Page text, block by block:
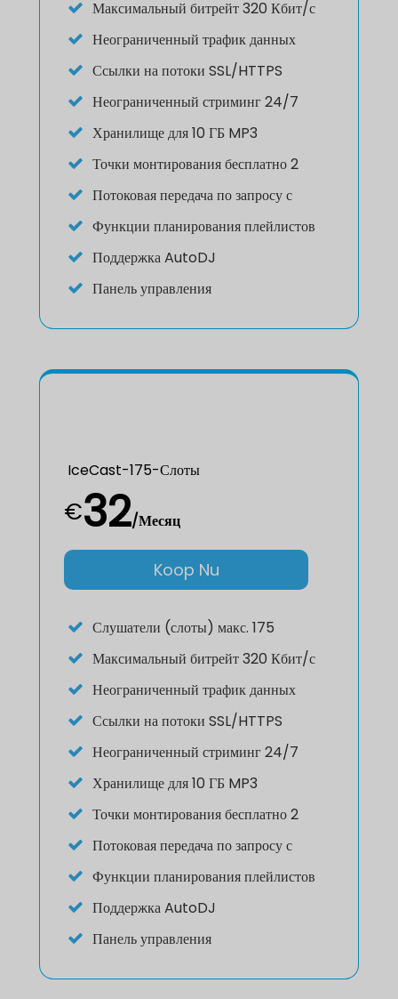
Максимальный битрейт 320 Кбит/с
Неограниченный трафик данных
Ссылки на потоки SSL/HTTPS
Неограниченный стриминг 24/7
Хранилище для 10 ГБ MP3
Точки монтирования бесплатно 2
Потоковая передача по запросу с
Функции планирования плейлистов
Поддержка AutoDJ
Панель управления
IceCast-175-Слоты
€32/Месяц
Koop Nu
Слушатели (слоты) макс. 175
Максимальный битрейт 320 Кбит/с
Неограниченный трафик данных
Ссылки на потоки SSL/HTTPS
Неограниченный стриминг 24/7
Хранилище для 10 ГБ MP3
Точки монтирования бесплатно 2
Потоковая передача по запросу с
Функции планирования плейлистов
Поддержка AutoDJ
Панель управления